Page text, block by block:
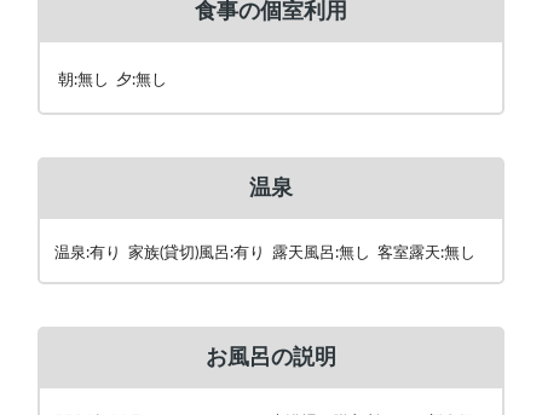
食事の個室利用
朝:無し 夕:無し
温泉
温泉:有り 家族(貸切)風呂:有り 露天風呂:無し 客室露天:無し
お風呂の説明